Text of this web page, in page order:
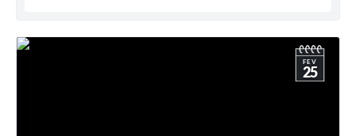
FEV
25